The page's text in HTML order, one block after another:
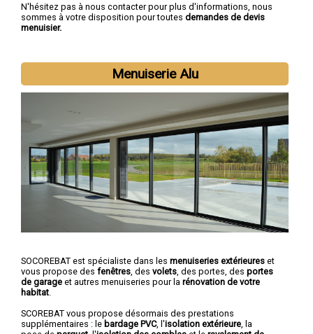
N'hésitez pas à nous contacter pour plus d'informations, nous
sommes à votre disposition pour toutes demandes de devis
menuisier.
Menuiserie Alu
SOCOREBAT est spécialiste dans les menuiseries extérieures et
vous propose des fenêtres, des volets, des portes, des portes
de garage et autres menuiseries pour la rénovation de votre
habitat.
SCOREBAT vous propose désormais des prestations
supplémentaires : le bardage PVC, l'isolation extérieure, la